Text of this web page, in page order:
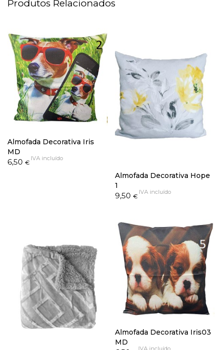
Produtos Relacionados
Almofada Decorativa Iris
MD
6,50 €
IVA incluído
Almofada Decorativa Hope
1
9,50 €
IVA incluído
Almofada Decorativa Iris03
MD
IVA incluído